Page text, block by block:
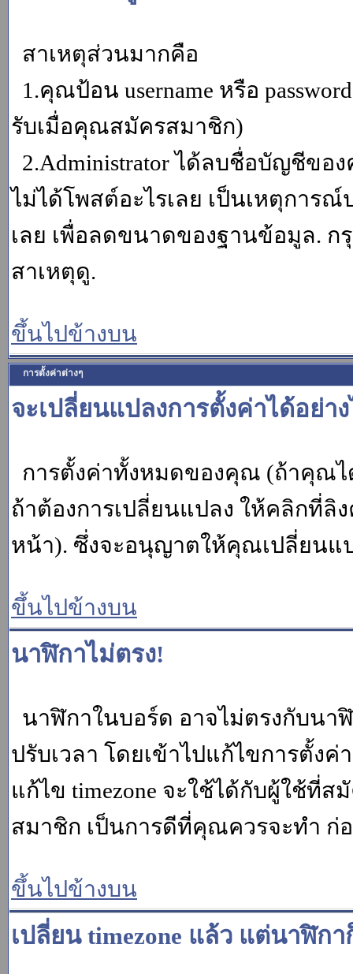
สาเหตุส่วนมากคือ
1.คุณป้อน username หรือ
รับเมื่อคุณสมัครสมาชิก)
2.Administrator ได้ลบชื่อบัญชีขอ
ไม่ได้โพสต์อะไรเลย เป็นเหตุการ
เลย เพื่อลดขนาดของฐานข้อมูล.
สาเหตุดู.
ขึ้นไปข้างบน
การตั้งค่าต่างๆ
จะเปลี่ยนแปลงการตั้งค่าได้อย่าง
การตั้งค่าทั้งหมดของคุณ (ถ้าคุณไ
ถ้าต้องการเปลี่ยนแปลง ให้คลิกที่ลิ
หน้า). ซึ่งจะอนุญาตให้คุณเปลี่ยนแ
ขึ้นไปข้างบน
นาฬิกาไม่ตรง!
นาฬิกาในบอร์ด อาจไม่ตรงกับน
ปรับเวลา โดยเข้าไปแก้ไขการตั้ง
แก้ไข timezone จะใช้ได้กับผู้ใช้ที่
สมาชิก เป็นการดีที่คุณควรจะทำ
ขึ้นไปข้างบน
เปลี่ยน timezone แล้ว แต่นาฬิกา